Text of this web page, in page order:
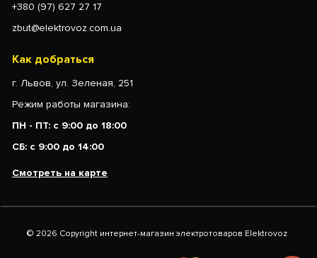
+380 (97) 627 27 17
zbut@elektrovoz.com.ua
Как добраться
г. Львов, ул. Зеленая, 251
Режим работы магазина:
ПН - ПТ: с 9:00 до 18:00
СБ: с 9:00 до 14:00
Смотреть на карте
© 2026 Copyright интернет-магазин электротоваров Elektrovoz